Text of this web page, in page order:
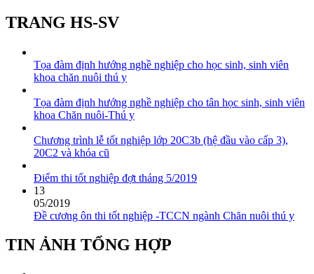
TRANG HS-SV
Tọa đàm định hướng nghề nghiệp cho học sinh, sinh viên
khoa chăn nuôi thú y
Tọa đàm định hướng nghề nghiệp cho tân học sinh, sinh viên
khoa Chăn nuôi-Thú y
Chương trình lễ tốt nghiệp lớp 20C3b (hệ đầu vào cấp 3),
20C2 và khóa cũ
Điểm thi tốt nghiệp đợt tháng 5/2019
13
05/2019
Đề cương ôn thi tốt nghiệp -TCCN ngành Chăn nuôi thú y
TIN ẢNH TỔNG HỢP